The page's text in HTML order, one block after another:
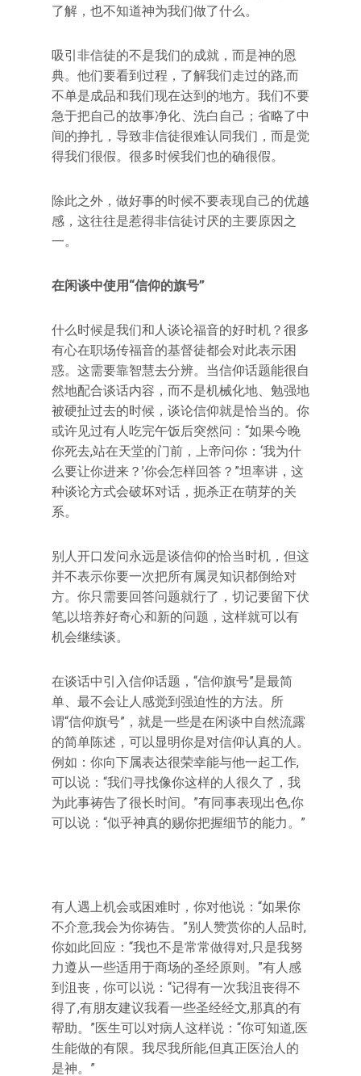
了解，也不知道神为我们做了什么。
吸引非信徒的不是我们的成就，而是神的恩
典。他们要看到过程，了解我们走过的路,而
不单是成品和我们现在达到的地方。我们不要
急于把自己的故事净化、洗白自己；省略了中
间的挣扎，导致非信徒很难认同我们，而是觉
得我们很假。很多时候我们也的确很假。
除此之外，做好事的时候不要表现自己的优越
感，这往往是惹得非信徒讨厌的主要原因之
一。
在闲谈中使用“信仰的旗号”
什么时候是我们和人谈论福音的好时机？很多
有心在职场传福音的基督徒都会对此表示困
惑。这需要靠智慧去分辨。当信仰话题能很自
然地配合谈话内容，而不是机械化地、勉强地
被硬扯过去的时候，谈论信仰就是恰当的。你
或许见过有人吃完午饭后突然问：“如果今晚
你死去,站在天堂的门前，上帝问你：‘我为什
么要让你进来？’你会怎样回答？”坦率讲，这
种谈论方式会破坏对话，扼杀正在萌芽的关
系。
别人开口发问永远是谈信仰的恰当时机，但这
并不表示你要一次把所有属灵知识都倒给对
方。你只需要回答问题就行了，切记要留下伏
笔,以培养好奇心和新的问题，这样就可以有
机会继续谈。
在谈话中引入信仰话题，“信仰旗号”是最简
单、最不会让人感觉到强迫性的方法。所
谓“信仰旗号”，就是一些是在闲谈中自然流露
的简单陈述，可以显明你是对信仰认真的人。
例如：你向下属表达很荣幸能与他一起工作,
可以说：“我们寻找像你这样的人很久了，我
为此事祷告了很长时间。”有同事表现出色,你
可以说：“似乎神真的赐你把握细节的能力。”
有人遇上机会或困难时，你对他说：“如果你
不介意,我会为你祷告。”别人赞赏你的人品时,
你如此回应：“我也不是常常做得对,只是我努
力遵从一些适用于商场的圣经原则。”有人感
到沮丧，你可以说：“记得有一次我沮丧得不
得了,有朋友建议我看一些圣经经文,那真的有
帮助。”医生可以对病人这样说：“你可知道,医
生能做的有限。我尽我所能,但真正医治人的
是神。”